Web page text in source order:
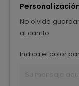
No olvide
al carrito
Indica el color